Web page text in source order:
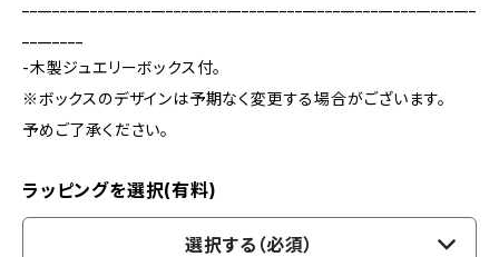
-木製ジュエリーボックス付。
※ボックスのデザインは予期なく変更する場合がございます。
予めご了承ください。
ラッピングを選択(有料)
選択する（必須）